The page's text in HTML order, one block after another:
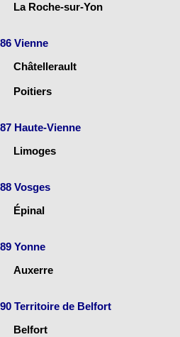
La Roche-sur-Yon
86 Vienne
Châtellerault
Poitiers
87 Haute-Vienne
Limoges
88 Vosges
Épinal
89 Yonne
Auxerre
90 Territoire de Belfort
Belfort